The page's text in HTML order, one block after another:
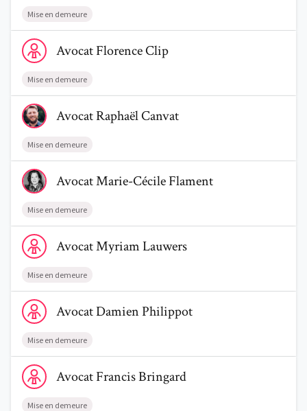
Mise en demeure
Voir le profil de AvocatFlorence Clip
AvocatFlorenceClip
Mise en demeure
Voir le profil de AvocatRaphaël Canvat
AvocatRaphaëlCanvat
Mise en demeure
Voir le profil de AvocatMarie-Cécile Flament
AvocatMarie-CécileFlament
Mise en demeure
Voir le profil de AvocatMyriam Lauwers
AvocatMyriamLauwers
Mise en demeure
Voir le profil de AvocatDamien Philippot
AvocatDamienPhilippot
Mise en demeure
Voir le profil de AvocatFrancis Bringard
AvocatFrancisBringard
Mise en demeure